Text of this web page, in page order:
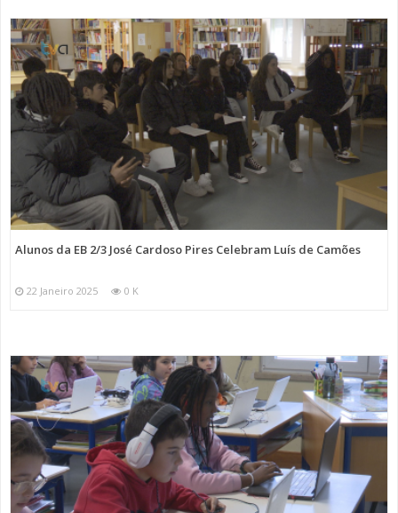
Alunos da EB 2/3 José Cardoso Pires Celebram Luís de Camões
22 Janeiro 2025 0 K